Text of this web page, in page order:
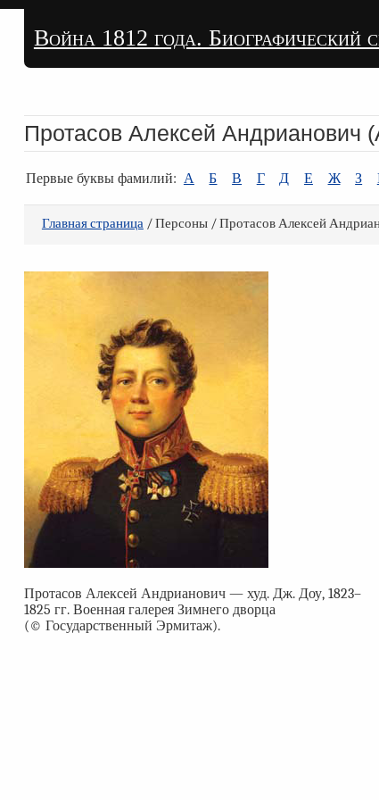
Война 1812 года. Биографический
Протасов Алексей Андрианович
Первые буквы фамилий: А Б В Г Д Е Ж З
Главная страница/ Персоны / Протасов Алексей
Протасов Алексей Андрианович — худ. Дж. Доу, 1823–
1825 гг. Военная галерея Зимнего дворца
(© Государственный Эрмитаж).